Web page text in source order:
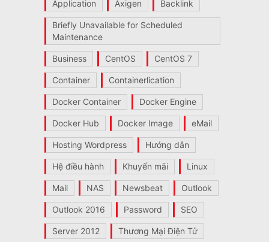
Application Axigen Backlink
Briefly Unavailable for Scheduled
Maintenance
Business CentOS CentOS 7
Container Containerlication
Docker Container Docker Engine
Docker Hub Docker Image eMail
Hosting Wordpress Hướng dẫn
Hệ điều hành Khuyến mãi Linux
Mail NAS Newsbeat Outlook
Outlook 2016 Password SEO
Server 2012 Thương Mại Điện Tử